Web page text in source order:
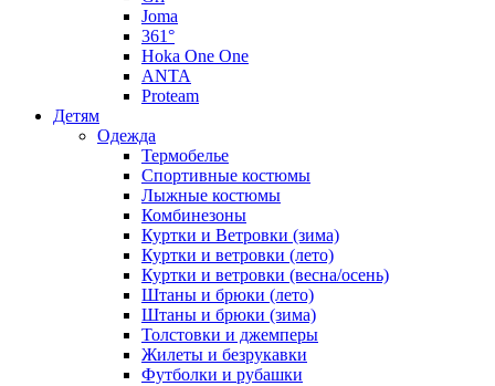
Joma
361°
Hoka One One
ANTA
Proteam
Детям
Одежда
Термобелье
Спортивные костюмы
Лыжные костюмы
Комбинезоны
Куртки и Ветровки (зима)
Куртки и ветровки (лето)
Куртки и ветровки (весна/осень)
Штаны и брюки (лето)
Штаны и брюки (зима)
Толстовки и джемперы
Жилеты и безрукавки
Футболки и рубашки